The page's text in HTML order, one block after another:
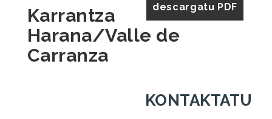
descargatu PDF
Karrantza
Harana/Valle de
Carranza
KONTAKTATU